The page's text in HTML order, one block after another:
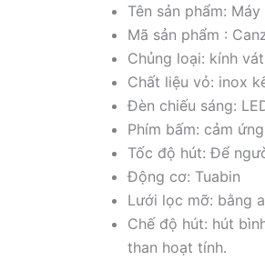
Tên sản phẩm:
Mã sản phẩm :
Chủng loại: kính vát
Chất liệu vỏ: inox
Đèn chiếu sáng:
Phím bấm: cảm
Tốc độ hút: Để
Động cơ: Tuabin
Lưới lọc mỡ: bằng
Chế độ hút: hút
than hoạt tính.